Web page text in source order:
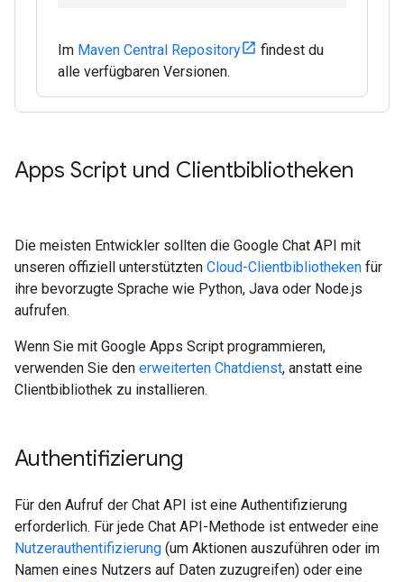
Im Maven Central Repository
findest du
alle verfügbaren Versionen.
Apps Script und Clientbibliotheken
Die meisten Entwickler sollten die Google Chat API mit
unseren offiziell unterstützten Cloud-Clientbibliotheken für
ihre bevorzugte Sprache wie Python, Java oder Node.js
aufrufen.
Wenn Sie mit Google Apps Script programmieren,
verwenden Sie den erweiterten Chatdienst, anstatt eine
Clientbibliothek zu installieren.
Authentifizierung
Für den Aufruf der Chat API ist eine Authentifizierung
erforderlich. Für jede Chat API-Methode ist entweder eine
Nutzerauthentifizierung (um Aktionen auszuführen oder im
Namen eines Nutzers auf Daten zuzugreifen) oder eine